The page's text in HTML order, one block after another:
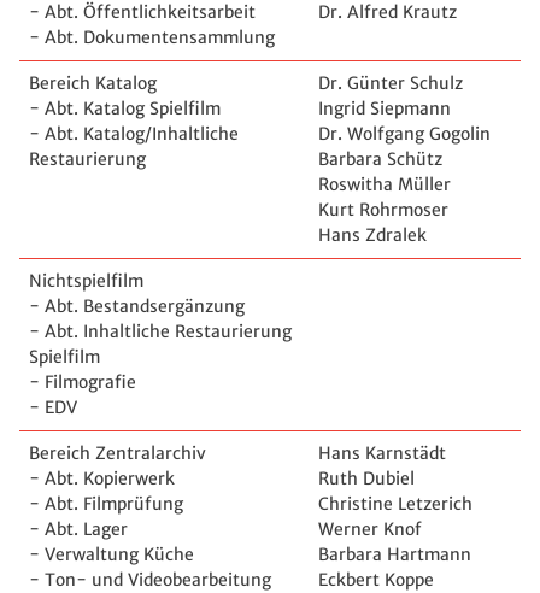
- Abt. Öffentlichkeitsarbeit
- Abt. Dokumentensammlung
Dr. Alfred Krautz
Bereich Katalog
- Abt. Katalog Spielfilm
- Abt. Katalog/Inhaltliche
Restaurierung
Dr. Günter Schulz
Ingrid Siepmann
Dr. Wolfgang Gogolin
Barbara Schütz
Roswitha Müller
Kurt Rohrmoser
Hans Zdralek
Nichtspielfilm
- Abt. Bestandsergänzung
- Abt. Inhaltliche Restaurierung
Spielfilm
- Filmografie
- EDV
Bereich Zentralarchiv
- Abt. Kopierwerk
- Abt. Filmprüfung
- Abt. Lager
- Verwaltung Küche
- Ton- und Videobearbeitung
Hans Karnstädt
Ruth Dubiel
Christine Letzerich
Werner Knof
Barbara Hartmann
Eckbert Koppe